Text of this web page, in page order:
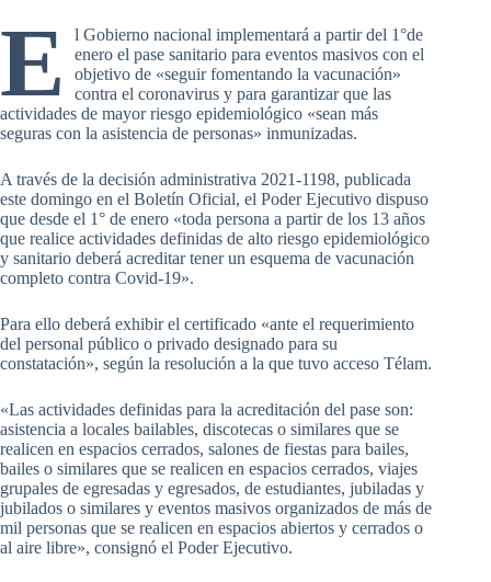
E
l Gobierno nacional implementará a partir del 1°de
enero el pase sanitario para eventos masivos con el
objetivo de «seguir fomentando la vacunación»
contra el coronavirus y para garantizar que las
actividades de mayor riesgo epidemiológico «sean más
seguras con la asistencia de personas» inmunizadas.
A través de la decisión administrativa 2021-1198, publicada
este domingo en el Boletín Oficial, el Poder Ejecutivo dispuso
que desde el 1° de enero «toda persona a partir de los 13 años
que realice actividades definidas de alto riesgo epidemiológico
y sanitario deberá acreditar tener un esquema de vacunación
completo contra Covid-19».
Para ello deberá exhibir el certificado «ante el requerimiento
del personal público o privado designado para su
constatación», según la resolución a la que tuvo acceso Télam.
«Las actividades definidas para la acreditación del pase son:
asistencia a locales bailables, discotecas o similares que se
realicen en espacios cerrados, salones de fiestas para bailes,
bailes o similares que se realicen en espacios cerrados, viajes
grupales de egresadas y egresados, de estudiantes, jubiladas y
jubilados o similares y eventos masivos organizados de más de
mil personas que se realicen en espacios abiertos y cerrados o
al aire libre», consignó el Poder Ejecutivo.